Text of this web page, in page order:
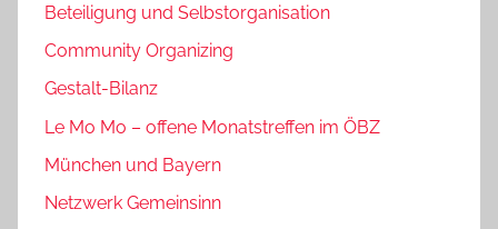
Beteiligung und Selbstorganisation
Community Organizing
Gestalt-Bilanz
Le Mo Mo – offene Monatstreffen im ÖBZ
München und Bayern
Netzwerk Gemeinsinn